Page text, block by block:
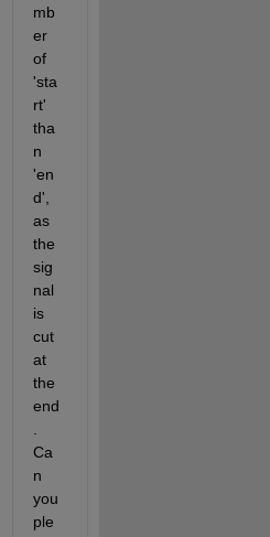
mb
er
of
'sta
rt'
tha
n
'en
d',
as
the
sig
nal
is
cut
at
the
end
Ca
n
you
ple